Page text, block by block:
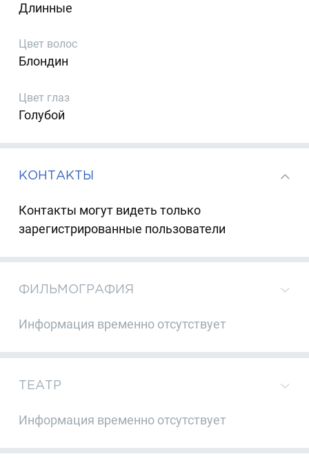
Длинные
Цвет волос
Блондин
Цвет глаз
Голубой
КОНТАКТЫ
Контакты могут видеть только
зарегистрированные пользователи
ФИЛЬМОГРАФИЯ
Информация временно отсутствует
ТЕАТР
Информация временно отсутствует